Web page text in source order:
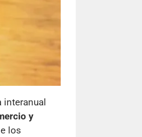
interanual
y
los